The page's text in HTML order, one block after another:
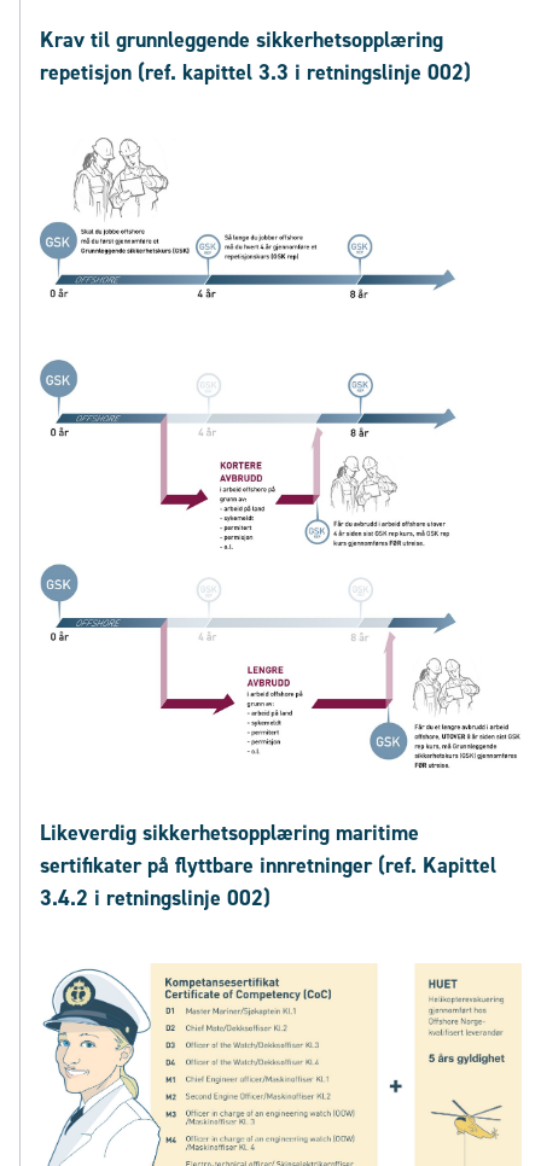
Krav til grunnleggende sikkerhetsopplæring
repetisjon (ref. kapittel 3.3 i retningslinje 002)
Likeverdig sikkerhetsopplæring maritime
sertifikater på flyttbare innretninger (ref. Kapittel
3.4.2 i retningslinje 002)